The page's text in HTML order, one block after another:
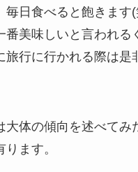
毎日食べると飽きます
番美味しいと言われる
旅行に行かれる際は是
大体の傾向を述べてみ
ます。